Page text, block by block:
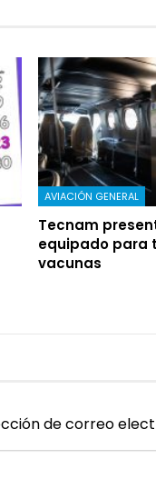
AVIACIÓN GENERAL
Tecnam
equipado para
vacunas
de correo